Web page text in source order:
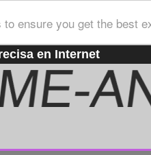
ensure you get the best
en Internet